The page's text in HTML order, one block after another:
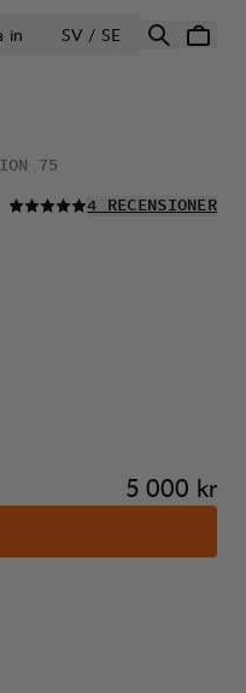
in SV / SEÖPPNA VÄLJ
75
LÄS ALLA
4 RECENSIONER
Pris:
5 000 kr